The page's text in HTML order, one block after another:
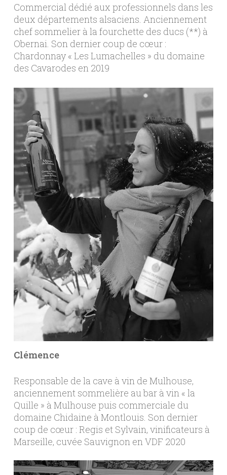
Commercial dédié aux professionnels dans les
deux départements alsaciens. Anciennement
chef sommelier à la fourchette des ducs (**) à
Obernai. Son dernier coup de cœur :
Chardonnay « Les Lumachelles » du domaine
des Cavarodes en 2019
Clémence
Responsable de la cave à vin de Mulhouse,
anciennement sommelière au bar à vin « la
Quille » à Mulhouse puis commerciale du
domaine Chidaine à Montlouis. Son dernier
coup de cœur : Regis et Sylvain, vinificateurs à
Marseille, cuvée Sauvignon en VDF 2020